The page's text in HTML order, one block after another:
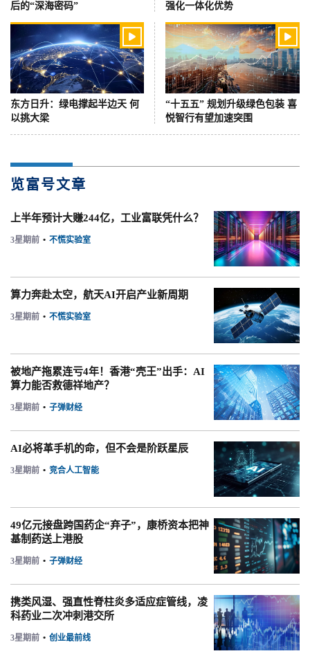
后的“深海密码”
强化一体化优势

东方日升：绿电撑起半边天 何
以挑大梁

“十五五” 规划升级绿色包装 喜
悦智行有望加速突围
览富号文章
上半年预计大赚244亿，工业富联凭什么？
3星期前 • 不慌实验室
算力奔赴太空，航天AI开启产业新周期
3星期前 • 不慌实验室
被地产拖累连亏4年！香港“壳王”出手：AI
算力能否救德祥地产？
3星期前 • 子弹财经
AI必将革手机的命，但不会是阶跃星辰
3星期前 • 竞合人工智能
49亿元接盘跨国药企“弃子”，康桥资本把神
基制药送上港股
3星期前 • 子弹财经
携类风湿、强直性脊柱炎多适应症管线，凌
科药业二次冲刺港交所
3星期前 • 创业最前线